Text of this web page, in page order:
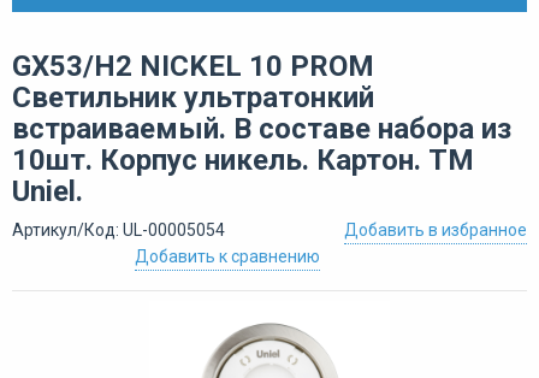
GX53/H2 NICKEL 10 PROM
Светильник ультратонкий
встраиваемый. В составе набора из
10шт. Корпус никель. Картон. TM
Uniel.
Артикул/Код: UL-00005054
Добавить в избранное
Добавить к сравнению